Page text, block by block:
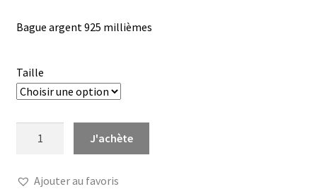
Bague argent 925 millièmes
Taille
fine
J'achète
Ajouter au favoris